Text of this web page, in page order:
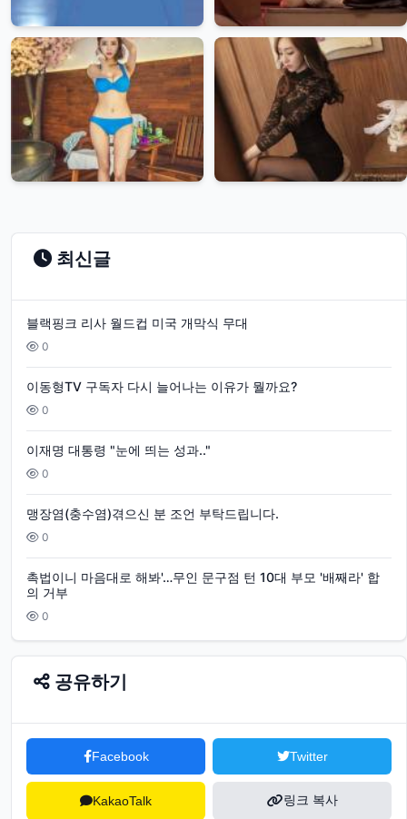
최신글
블랙핑크 리사 월드컵 미국 개막식 무대
0
이동형TV 구독자 다시 늘어나는 이유가 뭘까요?
0
이재명 대통령 "눈에 띄는 성과.."
0
맹장염(충수염)겪으신 분 조언 부탁드립니다.
0
촉법이니 마음대로 해봐'…무인 문구점 턴 10대 부모 '배째라' 합
의 거부
0
공유하기
Facebook Twitter
KakaoTalk 링크 복사